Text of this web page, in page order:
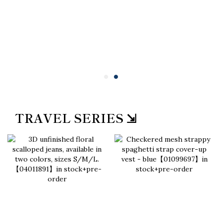
TRAVEL SERIES ⇲